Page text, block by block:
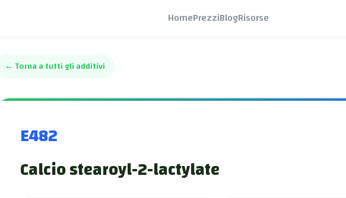
HomePrezziBlogRisorse
← Torna a tutti gli additivi
E482
Calcio stearoyl-2-lactylate